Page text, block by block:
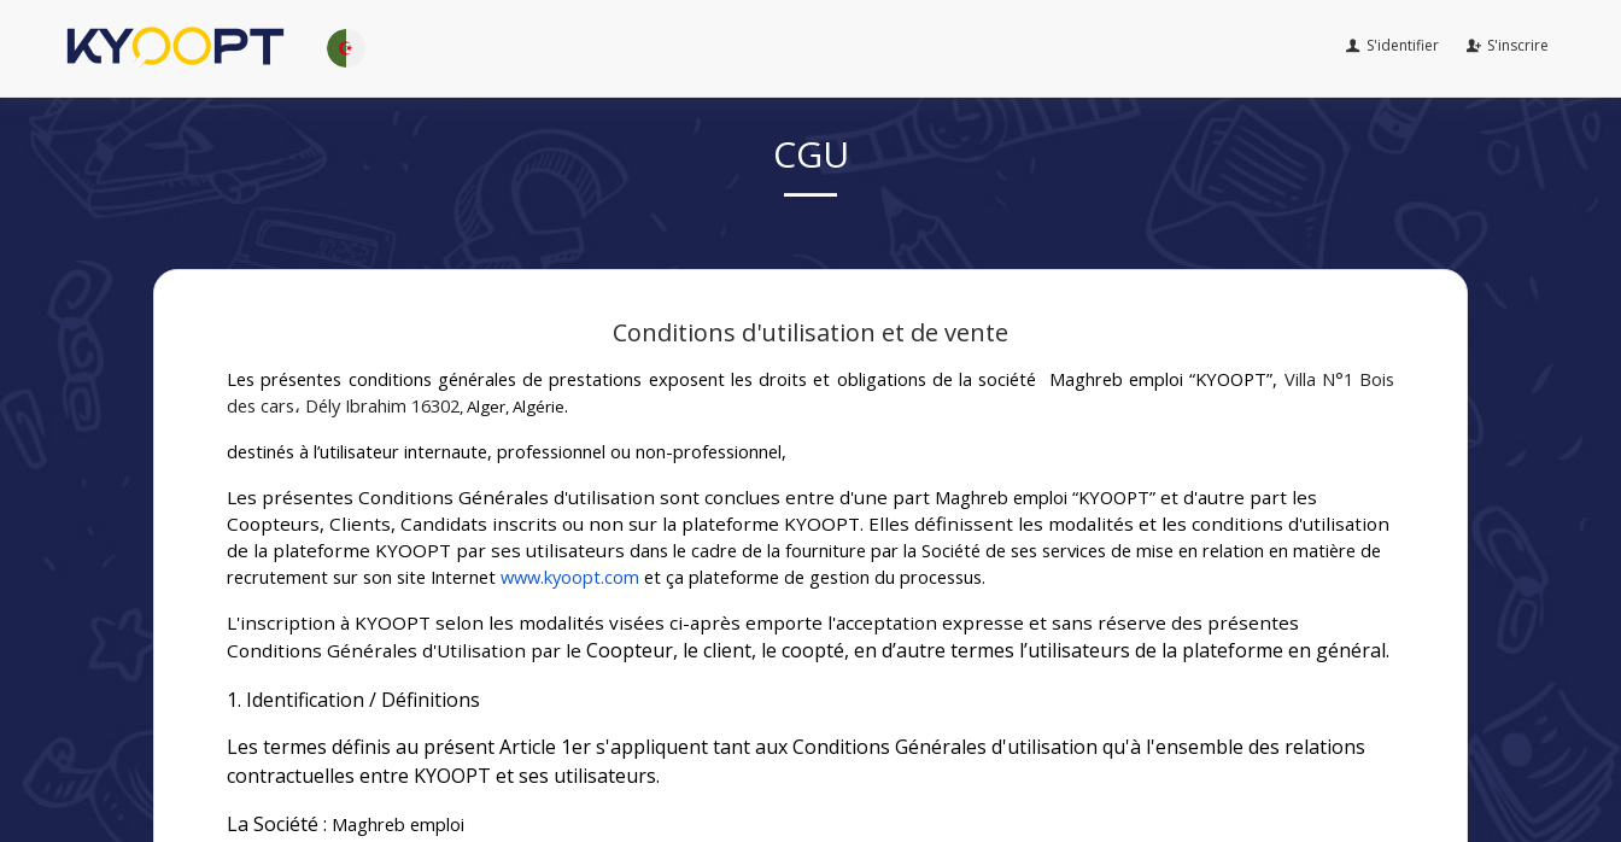
S'identifier S'inscrire
CGU
Conditions d'utilisation et de vente
Les présentes conditions générales de prestations exposent les droits et obligations de la société Maghreb emploi “KYOOPT”, Villa N°1 Bois
des cars، Dély Ibrahim 16302, Alger, Algérie.
destinés à l’utilisateur internaute, professionnel ou non-professionnel,
Les présentes Conditions Générales d'utilisation sont conclues entre d'une part Maghreb emploi “KYOOPT” et d'autre part les
Coopteurs, Clients, Candidats inscrits ou non sur la plateforme KYOOPT. Elles définissent les modalités et les conditions d'utilisation
de la plateforme KYOOPT par ses utilisateurs dans le cadre de la fourniture par la Société de ses services de mise en relation en matière de
recrutement sur son site Internet www.kyoopt.com et ça plateforme de gestion du processus.
L'inscription à KYOOPT selon les modalités visées ci-après emporte l'acceptation expresse et sans réserve des présentes
Conditions Générales d'Utilisation par le Coopteur, le client, le coopté, en d’autre termes l’utilisateurs de la plateforme en général.
1. Identification / Définitions
Les termes définis au présent Article 1er s'appliquent tant aux Conditions Générales d'utilisation qu'à l'ensemble des relations
contractuelles entre KYOOPT et ses utilisateurs.
La Société : Maghreb emploi